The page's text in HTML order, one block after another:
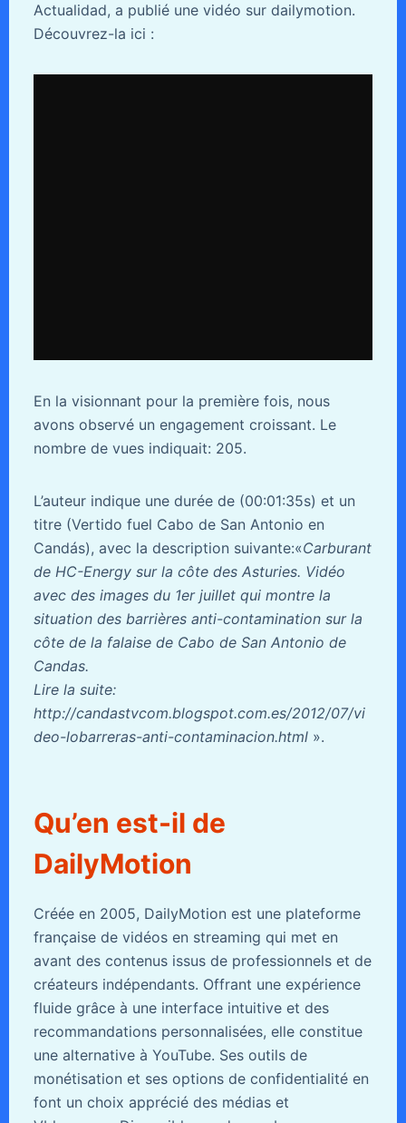
Actualidad, a publié une vidéo sur dailymotion.
Découvrez-la ici :
En la visionnant pour la première fois, nous
avons observé un engagement croissant. Le
nombre de vues indiquait: 205.
L’auteur indique une durée de (00:01:35s) et un
titre (Vertido fuel Cabo de San Antonio en
Candás), avec la description suivante:«Carburant
de HC-Energy sur la côte des Asturies. Vidéo
avec des images du 1er juillet qui montre la
situation des barrières anti-contamination sur la
côte de la falaise de Cabo de San Antonio de
Candas.
Lire la suite:
http://candastvcom.blogspot.com.es/2012/07/vi
deo-lobarreras-anti-contaminacion.html ».
Qu’en est-il de
DailyMotion
Créée en 2005, DailyMotion est une plateforme
française de vidéos en streaming qui met en
avant des contenus issus de professionnels et de
créateurs indépendants. Offrant une expérience
fluide grâce à une interface intuitive et des
recommandations personnalisées, elle constitue
une alternative à YouTube. Ses outils de
monétisation et ses options de confidentialité en
font un choix apprécié des médias et